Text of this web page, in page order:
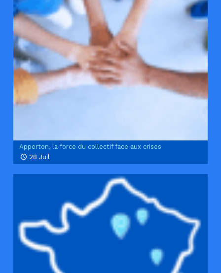
Apperton, la force du collectif face aux crises
28 Juil